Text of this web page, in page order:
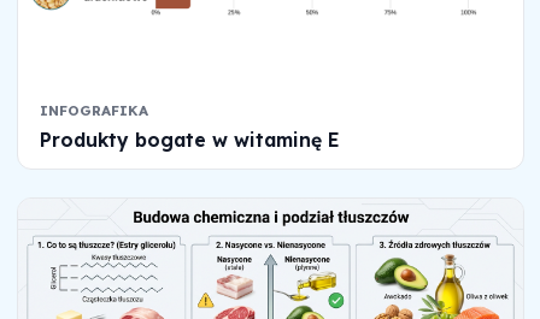
INFOGRAFIKA
Produkty bogate w witaminę E